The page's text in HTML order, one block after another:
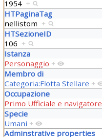
1954 +
HTPaginaTag
nellistom +
HTSezioneID
106 +
Istanza
Personaggio +
Membro di
Categoria:Flotta Stellare +
Occupazione
Primo Ufficiale e navigatore
Specie
Umani +
Adminstrative properties